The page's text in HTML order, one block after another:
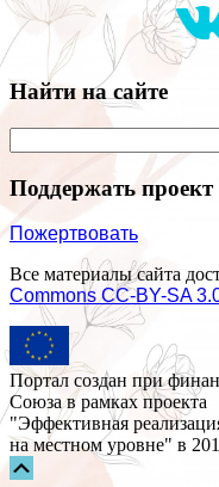
Найти на сайте
Поддержать проект
Пожертвовать
Все материалы сайта
Commons СС-BY-SA
Портал создан при
Союза в рамках проекта
"Эффективная
на местном уровне" в
Прокрутка